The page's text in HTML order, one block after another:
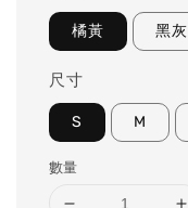
橘黃 黑灰
尺寸
S M
數量